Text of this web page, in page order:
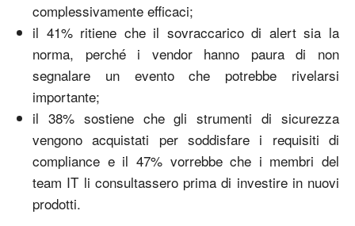
complessivamente efficaci;
il 41% ritiene che il sovraccarico di alert sia la
norma, perché i vendor hanno paura di non
segnalare un evento che potrebbe rivelarsi
importante;
il 38% sostiene che gli strumenti di sicurezza
vengono acquistati per soddisfare i requisiti di
compliance e il 47% vorrebbe che i membri del
team IT li consultassero prima di investire in nuovi
prodotti.